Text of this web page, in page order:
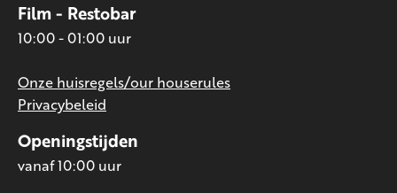
Openingstijden
vanaf 10:00 uur
Film - Restobar
10:00 - 01:00 uur
Onze huisregels/our houserules
Privacybeleid